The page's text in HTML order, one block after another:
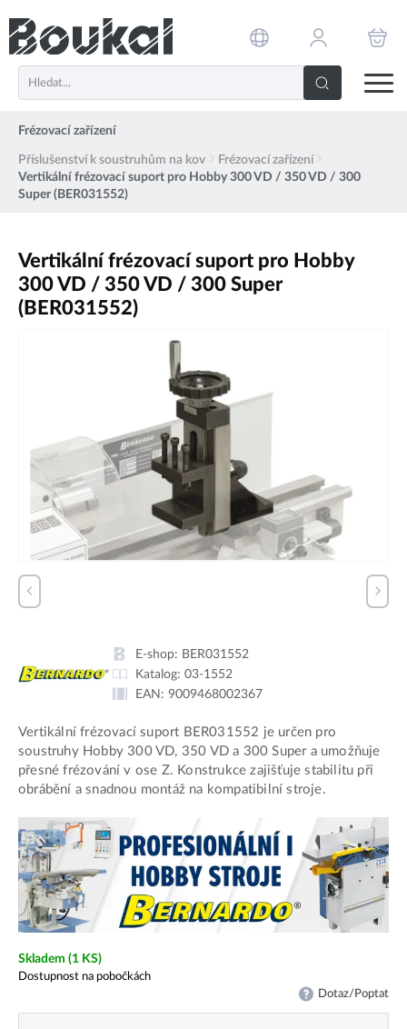
Frézovací zařízení
Příslušenství k soustruhům na kov
Frézovací zařízení
Vertikální frézovací suport pro Hobby 300 VD / 350 VD / 300
Super (BER031552)
Vertikální frézovací suport pro Hobby
300 VD / 350 VD / 300 Super
(BER031552)
E-shop: BER031552
Katalog: 03-1552
EAN: 9009468002367
Vertikální frézovací suport BER031552 je určen pro
soustruhy Hobby 300 VD, 350 VD a 300 Super a umožňuje
přesné frézování v ose Z. Konstrukce zajišťuje stabilitu při
obrábění a snadnou montáž na kompatibilní stroje.
Skladem (1 KS)
Dostupnost na pobočkách
Dotaz/Poptat